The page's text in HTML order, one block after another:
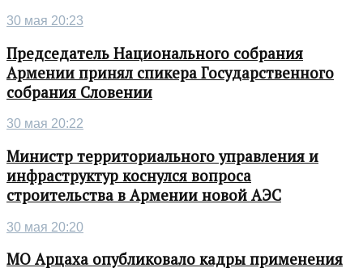
30 мая 20:23
Председатель Национального собрания
Армении принял спикера Государственного
собрания Словении
30 мая 20:22
Министр территориального управления и
инфраструктур коснулся вопроса
строительства в Армении новой АЭС
30 мая 20:20
МО Арцаха опубликовало кадры применения